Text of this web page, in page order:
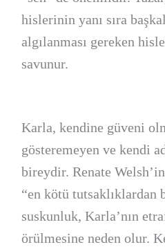
hislerinin yanı sıra
algılanması gereken
savunur.
Karla, kendine güveni
gösteremeyen ve kendi
bireydir. Renate
“en kötü tutsaklıklardan
suskunluk, Karla’nın
örülmesine neden olur.